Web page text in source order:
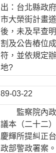
出：台北縣政
市大榮街計畫
後，未及早查
割及公告樁位
符，並依規定
地?
89-03-22
監察院內政
議本（二十二
慶輝所提糾正
政部警政署案